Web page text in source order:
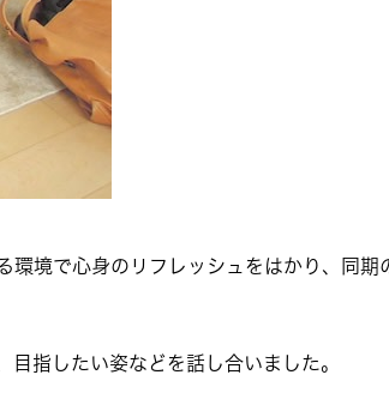
境で心身のリフレッシュをはかり、同期
指したい姿などを話し合いました。